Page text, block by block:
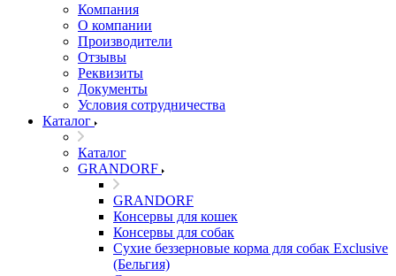
Компания
О компании
Производители
Отзывы
Реквизиты
Документы
Условия сотрудничества
Каталог
Каталог
GRANDORF
GRANDORF
Консервы для кошек
Консервы для собак
Сухие беззерновые корма для собак Exclusive
(Бельгия)